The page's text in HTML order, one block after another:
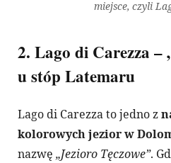
miejsce, czyli
2. Lago di Carezza –
u stóp Latemaru
Lago di Carezza to jedno z
kolorowych jezior w
nazwę „Jezioro Tęczowe”.